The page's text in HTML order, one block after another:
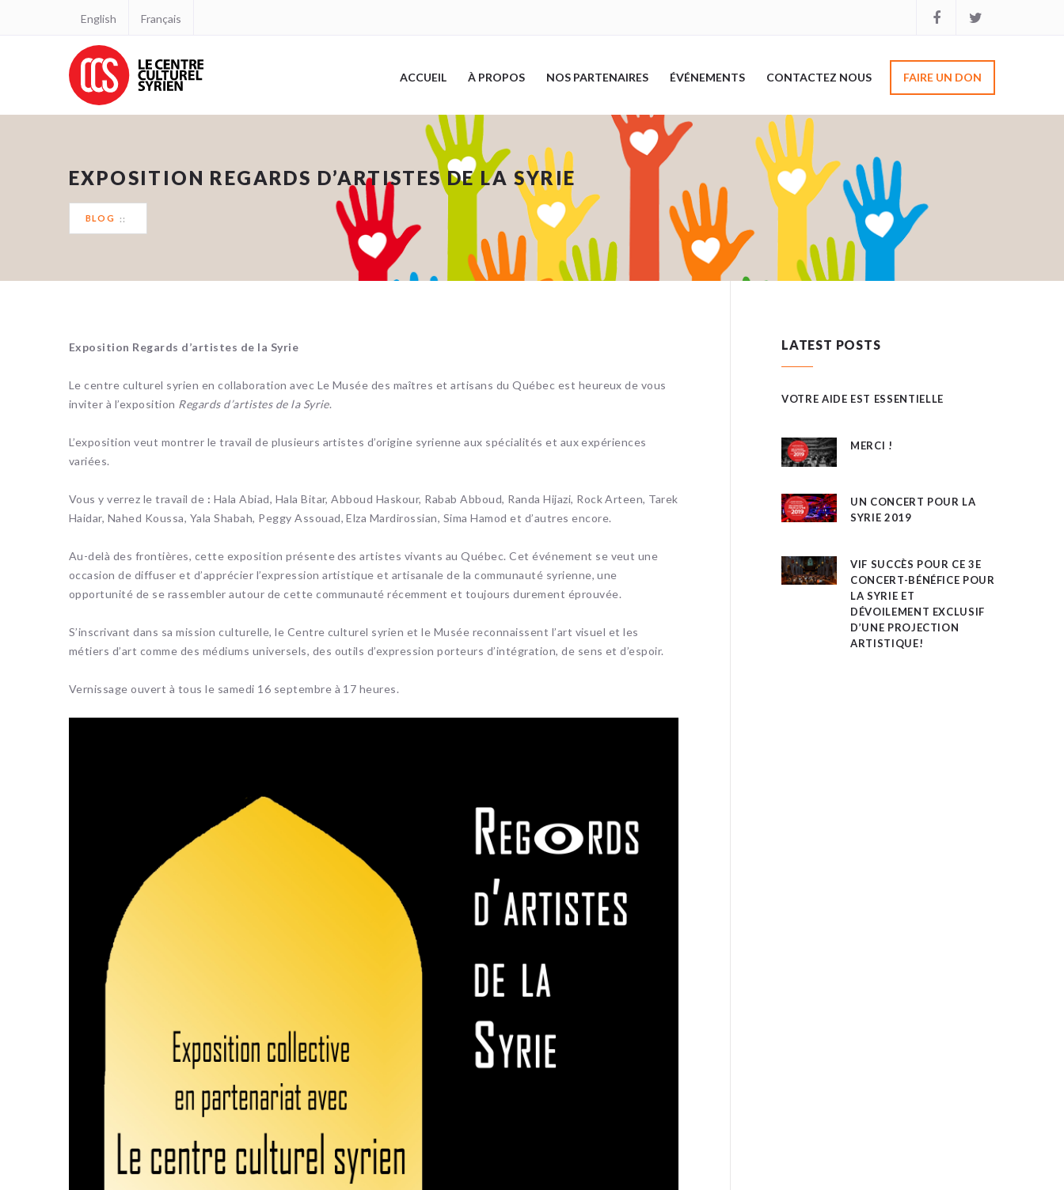
English Français
ACCUEIL À PROPOS NOS PARTENAIRES ÉVÉNEMENTS CONTACTEZ NOUS FAIRE UN DON
EXPOSITION REGARDS D’ARTISTES DE LA SYRIE
BLOG
Exposition Regards d’artistes de la Syrie
Le centre culturel syrien en collaboration avec Le Musée des maîtres et artisans du Québec est heureux de vous
inviter à l’exposition Regards d’artistes de la Syrie.
L’exposition veut montrer le travail de plusieurs artistes d’origine syrienne aux spécialités et aux expériences
variées.
Vous y verrez le travail de : Hala Abiad, Hala Bitar, Abboud Haskour, Rabab Abboud, Randa Hijazi, Rock Arteen, Tarek
Haidar, Nahed Koussa, Yala Shabah, Peggy Assouad, Elza Mardirossian, Sima Hamod et d’autres encore.
Au-delà des frontières, cette exposition présente des artistes vivants au Québec. Cet événement se veut une
occasion de diffuser et d’apprécier l’expression artistique et artisanale de la communauté syrienne, une
opportunité de se rassembler autour de cette communauté récemment et toujours durement éprouvée.
S’inscrivant dans sa mission culturelle, le Centre culturel syrien et le Musée reconnaissent l’art visuel et les
métiers d’art comme des médiums universels, des outils d’expression porteurs d’intégration, de sens et d’espoir.
Vernissage ouvert à tous le samedi 16 septembre à 17 heures.
LATEST POSTS
VOTRE AIDE EST ESSENTIELLE
MERCI !
UN CONCERT POUR LA
SYRIE 2019
VIF SUCCÈS POUR CE 3E
CONCERT-BÉNÉFICE POUR
LA SYRIE ET
DÉVOILEMENT EXCLUSIF
D’UNE PROJECTION
ARTISTIQUE!